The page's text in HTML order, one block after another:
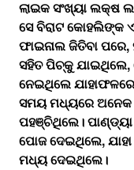
ଲାଇକ ସଂଖ୍ୟା ଲକ୍ଷ
ସେ ବିରାଟ କୋହଲିଙ୍କ
ଫାଇନାଲ ଜିତିବା ପରେ,
ସହିତ ପିଚ୍‌କୁ
ନେଇଥିଲେ
ସମୟ ମଧ୍ୟରେ ଅନେକ
ପହଞ୍ଚିଥିଲେ।
ପୋଜ ଦେଇଥିଲେ,
ମଧ୍ୟ ଦେଇଥିଲେ।